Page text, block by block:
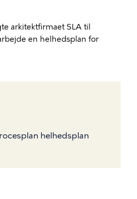
arkitektfirmaet SLA til
en helhedsplan for
helhedsplan